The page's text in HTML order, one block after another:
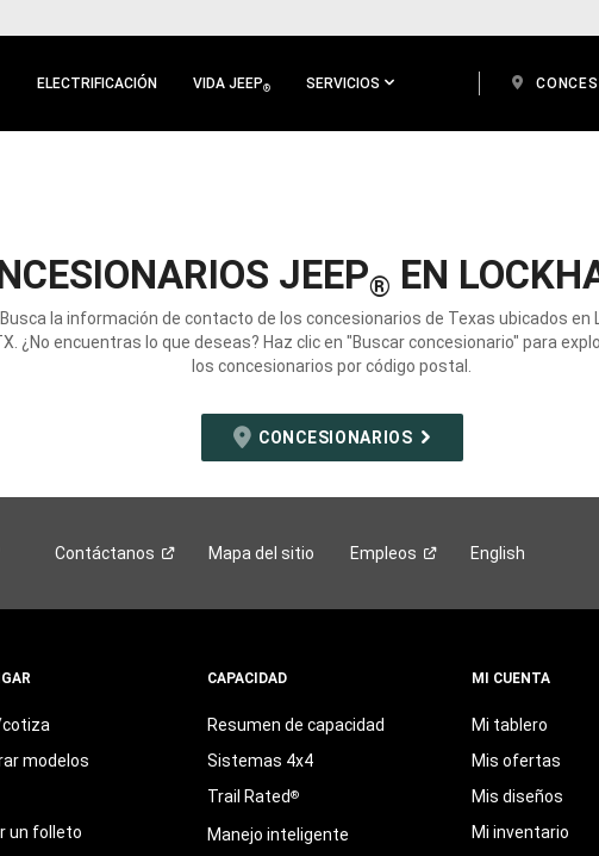
ELECTRIFICACIÓN VIDA JEEP® SERVICIOS
JEEP® EN
Busca la información de contacto de los concesionarios de Texas ubicados en
¿No encuentras lo que deseas? Haz clic en "Buscar concesionario" para
los concesionarios por código postal.
CONCESIONARIOS
Contáctanos Mapa del sitio Empleos English
modelos
un folleto
CAPACIDAD
Resumen de capacidad
Sistemas 4x4
Trail Rated®
Manejo inteligente
MI CUENTA
Mi tablero
Mis ofertas
Mis diseños
Mi inventario